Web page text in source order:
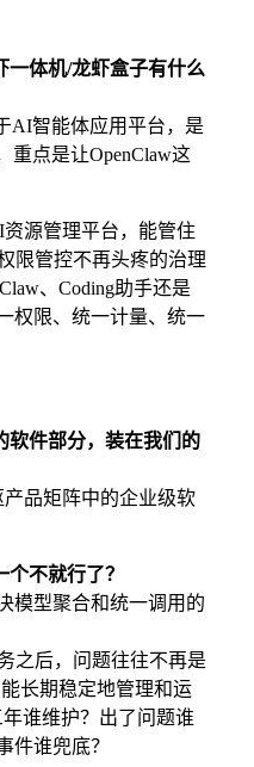
一体机/龙虾盒子有什么
AI智能体应用平台，是
重点是让OpenClaw这
源管理平台，能管住
限管控不再头疼的治理
、Coding助手还是
权限、统一计量、统一
软件部分，装在我们的
产品矩阵中的企业级软
不就行了？
模型聚合和统一调用的
之后，问题往往不再是
长期稳定地管理和运
谁维护？出了问题谁
件谁兜底？